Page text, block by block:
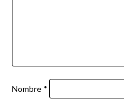
Nombre *